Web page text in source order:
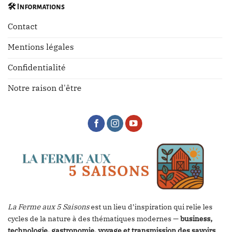
🛠️Informations
Contact
Mentions légales
Confidentialité
Notre raison d'être
La Ferme aux 5 Saisonsest un lieu d’inspiration qui relie les
cycles de la nature à des thématiques modernes —business,